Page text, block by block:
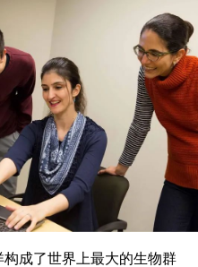
成了世界上最大的生物群